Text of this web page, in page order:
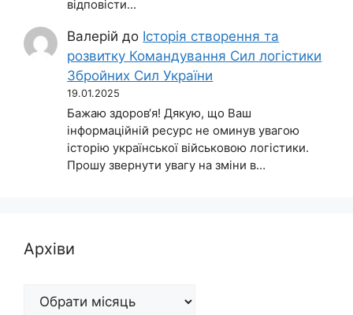
відповісти…
Валерій до Історія створення та
розвитку Командування Сил логістики
Збройних Сил України
19.01.2025
Бажаю здоров‘я! Дякую, що Ваш
інформаційній ресурс не оминув увагою
історію української військовою логістики.
Прошу звернути увагу на зміни в…
Архіви
Архіви